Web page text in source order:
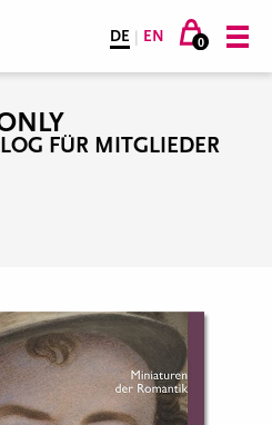
DE | EN 0
FÜR MITGLIEDER